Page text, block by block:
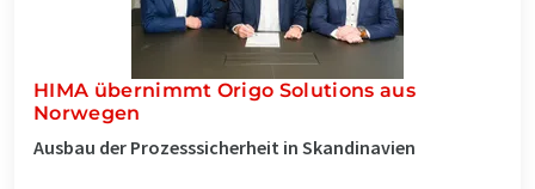
HIMA übernimmt Origo Solutions aus
Norwegen
Ausbau der Prozesssicherheit in Skandinavien